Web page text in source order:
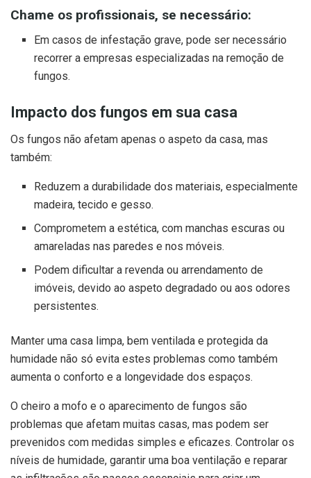
Chame os profissionais, se necessário:
Em casos de infestação grave, pode ser necessário
recorrer a empresas especializadas na remoção de
fungos.
Impacto dos fungos em sua casa
Os fungos não afetam apenas o aspeto da casa, mas
também:
Reduzem a durabilidade dos materiais, especialmente
madeira, tecido e gesso.
Comprometem a estética, com manchas escuras ou
amareladas nas paredes e nos móveis.
Podem dificultar a revenda ou arrendamento de
imóveis, devido ao aspeto degradado ou aos odores
persistentes.
Manter uma casa limpa, bem ventilada e protegida da
humidade não só evita estes problemas como também
aumenta o conforto e a longevidade dos espaços.
O cheiro a mofo e o aparecimento de fungos são
problemas que afetam muitas casas, mas podem ser
prevenidos com medidas simples e eficazes. Controlar os
níveis de humidade, garantir uma boa ventilação e reparar